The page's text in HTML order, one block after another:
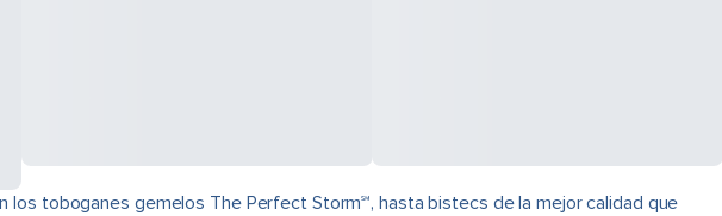
toboganes gemelos The Perfect Storm℠, hasta bistecs de la mejor calidad que